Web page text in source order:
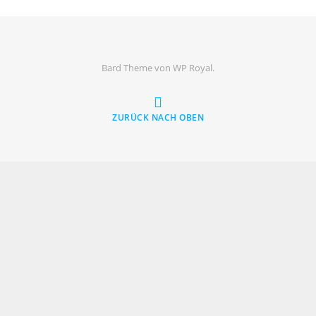
Bard Theme von WP Royal.
ZURÜCK NACH OBEN